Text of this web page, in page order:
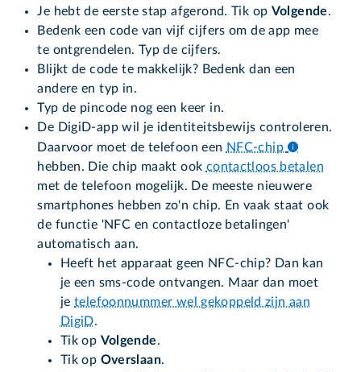
Je hebt de eerste stap afgerond. Tik op Volgende.
Bedenk een code van vijf cijfers om de app mee
te ontgrendelen. Typ de cijfers.
Blijkt de code te makkelijk? Bedenk dan een
andere en typ in.
Typ de pincode nog een keer in.
De DigiD-app wil je identiteitsbewijs controleren.
Daarvoor moet de telefoon een NFC-chip
hebben. Die chip maakt ook contactloos betalen
met de telefoon mogelijk. De meeste nieuwere
smartphones hebben zo'n chip. En vaak staat ook
de functie 'NFC en contactloze betalingen'
automatisch aan.
Heeft het apparaat geen NFC-chip? Dan kan
je een sms-code ontvangen. Maar dan moet
jetelefoonnummer wel gekoppeld zijn aan
DigiD.
Tik op Volgende.
Tik op Overslaan.